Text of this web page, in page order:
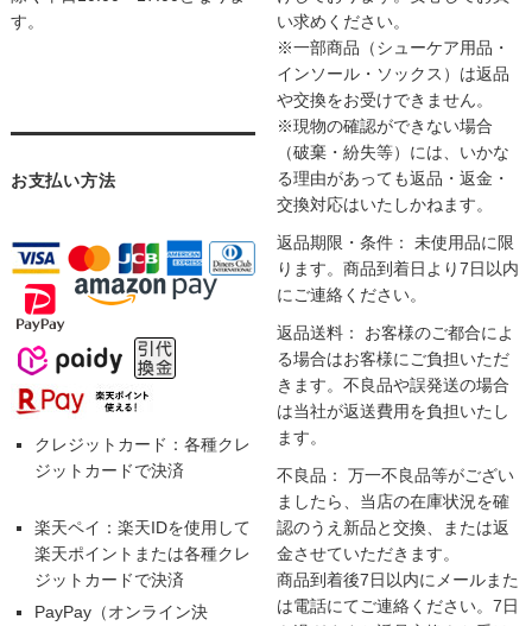
す。
お支払い方法
クレジットカード：各種クレ
ジットカードで決済
楽天ペイ：楽天IDを使用して
楽天ポイントまたは各種クレ
ジットカードで決済
PayPay（オンライン決
い求めください。
※一部商品（シューケア用品・
インソール・ソックス）は返品
や交換をお受けできません。
※現物の確認ができない場合
（破棄・紛失等）には、いかな
る理由があっても返品・返金・
交換対応はいたしかねます。
返品期限・条件： 未使用品に限
ります。商品到着日より7日以内
にご連絡ください。
返品送料： お客様のご都合によ
る場合はお客様にご負担いただ
きます。不良品や誤発送の場合
は当社が返送費用を負担いたし
ます。
不良品： 万一不良品等がござい
ましたら、当店の在庫状況を確
認のうえ新品と交換、または返
金させていただきます。
商品到着後7日以内にメールまた
は電話にてご連絡ください。7日